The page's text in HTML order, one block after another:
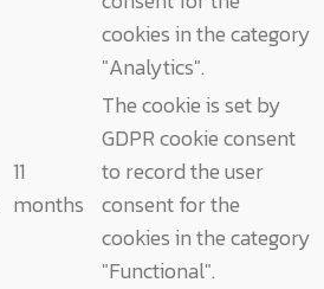
cookies in the category
"Analytics".
11
months
The cookie is set by
GDPR cookie consent
to record the user
consent for the
cookies in the category
"Functional".